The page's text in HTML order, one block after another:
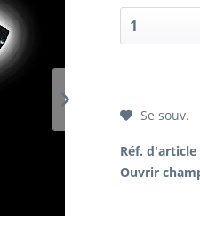
Se souv.
Réf. d'article
Ouvrir